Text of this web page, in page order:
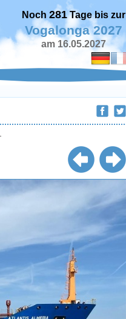
Noch 281Tage bis zur
Vogalonga 2027
am 16.05.2027